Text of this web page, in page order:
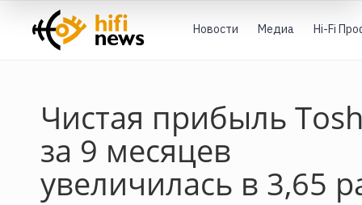
Новости Медиа Hi-Fi
Чистая прибыль
за 9 месяцев
увеличилась в 3,65